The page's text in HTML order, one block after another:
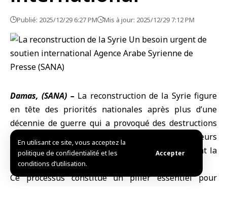
En utilisant ce site, vous acceptez la
politique de confidentialité et les
conditions d’utilisation.
Accepter
Publié: 2025/12/29 6:27 PM Mis à jour: 2025/12/29 7:12 PM
Damas, (SANA) –La reconstruction de la Syriefigure
en tête des priorités nationales après plus d’une
décennie de guerre qui a provoqué des destructions
massives des
, ainsi que des secteurs
économiques et de services, affectant directement la
vie de millions de Syriens.
Ce processus constitue un pilier essentiel pour